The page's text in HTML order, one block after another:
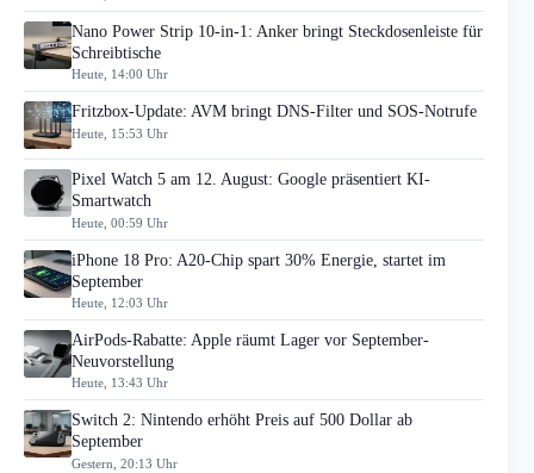
Nano Power Strip 10-in-1: Anker bringt Steckdosenleiste für
Schreibtische
Heute, 14:00 Uhr
Fritzbox-Update: AVM bringt DNS-Filter und SOS-Notrufe
Heute, 15:53 Uhr
Pixel Watch 5 am 12. August: Google präsentiert KI-
Smartwatch
Heute, 00:59 Uhr
iPhone 18 Pro: A20-Chip spart 30% Energie, startet im
September
Heute, 12:03 Uhr
AirPods-Rabatte: Apple räumt Lager vor September-
Neuvorstellung
Heute, 13:43 Uhr
Switch 2: Nintendo erhöht Preis auf 500 Dollar ab
September
Gestern, 20:13 Uhr